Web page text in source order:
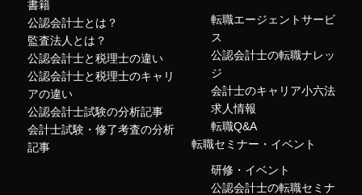
書籍
公認会計士とは？
監査法人とは？
公認会計士と税理士の違い
公認会計士と税理士のキャリ
アの違い
公認会計士試験の分析記事
会計士試験・修了考査の分析
記事
転職エージェントサービ
ス
公認会計士の転職ナレッ
ジ
会計士のキャリア小六法
求人情報
転職Q&A
転職セミナー・イベント
研修・イベント
公認会計士の転職セミナ